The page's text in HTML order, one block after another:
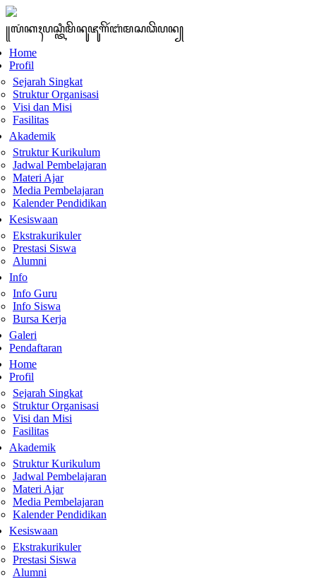
꧋ꦭꦁꦏꦃꦥꦱ꧀ꦠꦶꦩꦼꦤꦸꦗꦸꦒꦼꦂꦧꦁꦩꦱꦣꦼꦥꦤ꧀
Home
Profil
Sejarah Singkat
Struktur Organisasi
Visi dan Misi
Fasilitas
Akademik
Struktur Kurikulum
Jadwal Pembelajaran
Materi Ajar
Media Pembelajaran
Kalender Pendidikan
Kesiswaan
Ekstrakurikuler
Prestasi Siswa
Alumni
Info
Info Guru
Info Siswa
Bursa Kerja
Galeri
Pendaftaran
Home
Profil
Sejarah Singkat
Struktur Organisasi
Visi dan Misi
Fasilitas
Akademik
Struktur Kurikulum
Jadwal Pembelajaran
Materi Ajar
Media Pembelajaran
Kalender Pendidikan
Kesiswaan
Ekstrakurikuler
Prestasi Siswa
Alumni